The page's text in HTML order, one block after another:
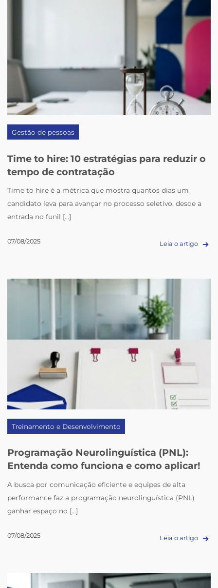
Gestão de pessoas
Time to hire: 10 estratégias para reduzir o
tempo de contratação
Time to hire é a métrica que mostra quantos dias um
candidato leva para avançar no processo seletivo, desde a
entrada no funil [...]
07/08/2025 Leia o artigo
Treinamento e Desenvolvimento
Programação Neurolinguística (PNL):
Entenda como funciona e como aplicar!
A busca por comunicação eficiente e equipes de alta
performance faz a programação neurolinguística (PNL)
ganhar espaço no [...]
07/08/2025 Leia o artigo